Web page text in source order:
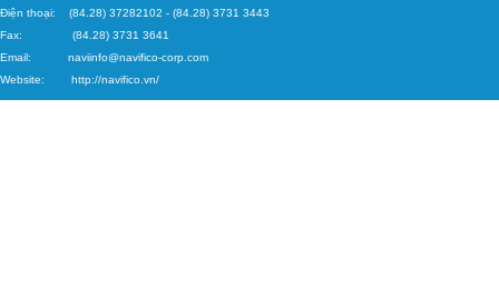
Điện thoại: (84.28) 37282102 - (84.28) 3731 3443
Fax: (84.28) 3731 3641
Email: naviinfo@navifico-corp.com
Website: http://navifico.vn/